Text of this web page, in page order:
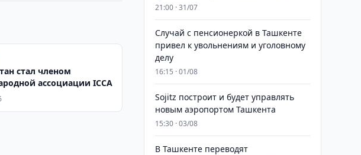
стал членом
ассоциации ICCA
21:00 · 31/07
Случай с пенсионеркой в Ташкенте
привел к увольнениям и уголовному
делу
16:15 · 01/08
Sojitz построит и будет управлять
новым аэропортом Ташкента
15:30 · 03/08
В Ташкенте переводят